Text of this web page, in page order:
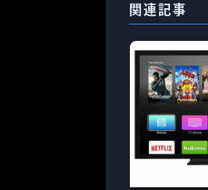
関連記事